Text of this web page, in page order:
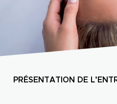
PRÉSENTATION DE